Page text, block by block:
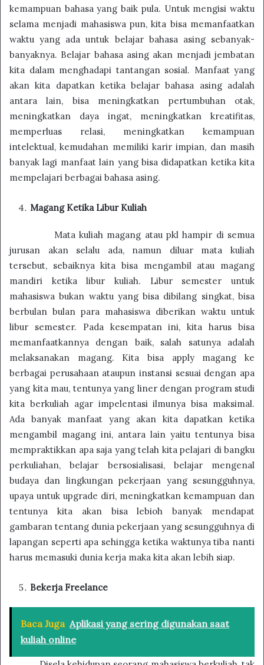
kemampuan bahasa yang baik pula. Untuk mengisi waktu
selama menjadi mahasiswa pun, kita bisa memanfaatkan
waktu yang ada untuk belajar bahasa asing sebanyak-
banyaknya. Belajar bahasa asing akan menjadi jembatan
kita dalam menghadapi tantangan sosial. Manfaat yang
akan kita dapatkan ketika belajar bahasa asing adalah
antara lain, bisa meningkatkan pertumbuhan otak,
meningkatkan daya ingat, meningkatkan kreatifitas,
memperluas relasi, meningkatkan kemampuan
intelektual, kemudahan memiliki karir impian, dan masih
banyak lagi manfaat lain yang bisa didapatkan ketika kita
mempelajari berbagai bahasa asing.
Magang Ketika Libur Kuliah
Mata kuliah magang atau pkl hampir di semua
jurusan akan selalu ada, namun diluar mata kuliah
tersebut, sebaiknya kita bisa mengambil atau magang
mandiri ketika libur kuliah. Libur semester untuk
mahasiswa bukan waktu yang bisa dibilang singkat, bisa
berbulan bulan para mahasiswa diberikan waktu untuk
libur semester. Pada kesempatan ini, kita harus bisa
memanfaatkannya dengan baik, salah satunya adalah
melaksanakan magang. Kita bisa apply magang ke
berbagai perusahaan ataupun instansi sesuai dengan apa
yang kita mau, tentunya yang liner dengan program studi
kita berkuliah agar impelentasi ilmunya bisa maksimal.
Ada banyak manfaat yang akan kita dapatkan ketika
mengambil magang ini, antara lain yaitu tentunya bisa
mempraktikkan apa saja yang telah kita pelajari di bangku
perkuliahan, belajar bersosialisasi, belajar mengenal
budaya dan lingkungan pekerjaan yang sesungguhnya,
upaya untuk upgrade diri, meningkatkan kemampuan dan
tentunya kita akan bisa lebioh banyak mendapat
gambaran tentang dunia pekerjaan yang sesungguhnya di
lapangan seperti apa sehingga ketika waktunya tiba nanti
harus memasuki dunia kerja maka kita akan lebih siap.
Bekerja Freelance
Baca Juga Aplikasi yang sering digunakan saat
kuliah online